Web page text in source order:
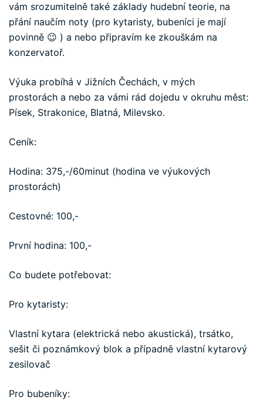
vám srozumitelně také základy hudební teorie, na
přání naučím noty (pro kytaristy, bubeníci je mají
povinně 😉 ) a nebo připravím ke zkouškám na
konzervatoř.
Výuka probíhá v Jižních Čechách, v mých
prostorách a nebo za vámi rád dojedu v okruhu měst:
Písek, Strakonice, Blatná, Milevsko.
Ceník:
Hodina: 375,-/60minut (hodina ve výukových
prostorách)
Cestovné: 100,-
První hodina: 100,-
Co budete potřebovat:
Pro kytaristy:
Vlastní kytara (elektrická nebo akustická), trsátko,
sešit či poznámkový blok a případně vlastní kytarový
zesilovač
Pro bubeníky: